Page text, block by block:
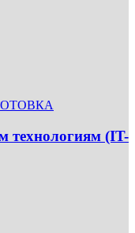
технологиям (IT-